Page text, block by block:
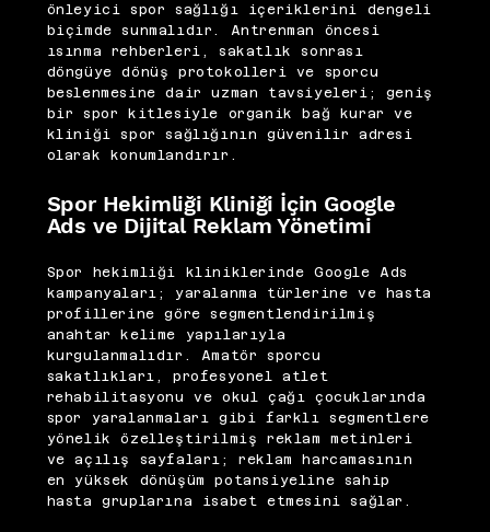
önleyici spor sağlığı içeriklerini dengeli
biçimde sunmalıdır. Antrenman öncesi
ısınma rehberleri, sakatlık sonrası
döngüye dönüş protokolleri ve sporcu
beslenmesine dair uzman tavsiyeleri; geniş
bir spor kitlesiyle organik bağ kurar ve
kliniği spor sağlığının güvenilir adresi
olarak konumlandırır.
Spor Hekimliği Kliniği İçin Google
Ads ve Dijital Reklam Yönetimi
Spor hekimliği kliniklerinde Google Ads
kampanyaları; yaralanma türlerine ve hasta
profillerine göre segmentlendirilmiş
anahtar kelime yapılarıyla
kurgulanmalıdır. Amatör sporcu
sakatlıkları, profesyonel atlet
rehabilitasyonu ve okul çağı çocuklarında
spor yaralanmaları gibi farklı segmentlere
yönelik özelleştirilmiş reklam metinleri
ve açılış sayfaları; reklam harcamasının
en yüksek dönüşüm potansiyeline sahip
hasta gruplarına isabet etmesini sağlar.